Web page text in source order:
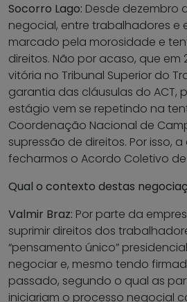
Socorro Lago: Desde dezembro
negocial, entre trabalhadores e
marcado pela morosidade e
direitos. Não por acaso, que em
vitória no Tribunal Superior do
garantia das cláusulas do ACT,
estágio vem se repetindo na
Coordenação Nacional de
supressão de direitos. Por isso,
fecharmos o Acordo Coletivo
Qual o contexto destas
Valmir Braz: Por parte da
suprimir direitos dos
“pensamento único”
negociar e, mesmo tendo
passado, segundo o qual as
iniciariam o processo negocial